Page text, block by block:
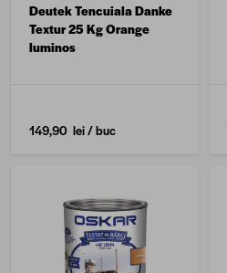
Deutek Tencuiala Danke
Textur 25 Kg Orange
luminos
149,90 lei/ buc